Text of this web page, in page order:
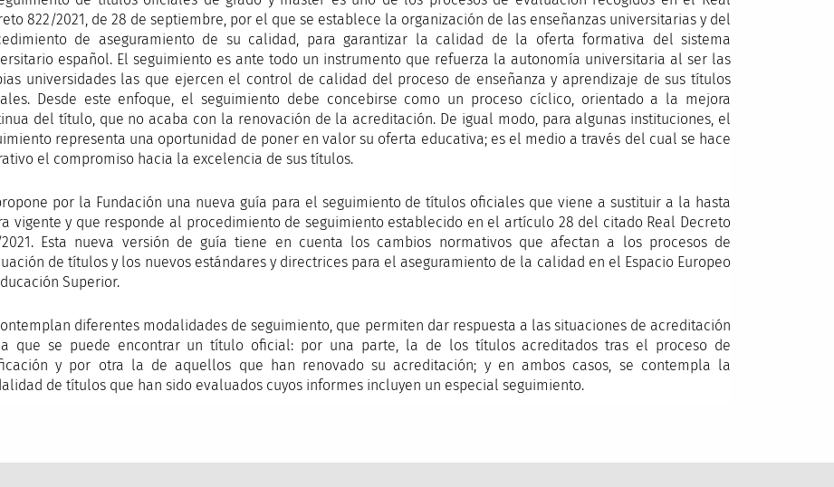
822/2021, de 28 de septiembre, por el que se establece la organización de las enseñanzas universitarias y del
de aseguramiento de su calidad, para garantizar la calidad de la oferta formativa del sistema
español. El seguimiento es ante todo un instrumento que refuerza la autonomía universitaria al ser las
universidades las que ejercen el control de calidad del proceso de enseñanza y aprendizaje de sus títulos
Desde este enfoque, el seguimiento debe concebirse como un proceso cíclico, orientado a la mejora
del título, que no acaba con la renovación de la acreditación. De igual modo, para algunas instituciones, el
representa una oportunidad de poner en valor su oferta educativa; es el medio a través del cual se hace
el compromiso hacia la excelencia de sus títulos.
por la Fundación una nueva guía para el seguimiento de títulos oficiales que viene a sustituir a la hasta
vigente y que responde al procedimiento de seguimiento establecido en el artículo 28 del citado Real Decreto
2021. Esta nueva versión de guía tiene en cuenta los cambios normativos que afectan a los procesos de
de títulos y los nuevos estándares y directrices para el aseguramiento de la calidad en el Espacio Europeo
Superior.
diferentes modalidades de seguimiento, que permiten dar respuesta a las situaciones de acreditación
que se puede encontrar un título oficial: por una parte, la de los títulos acreditados tras el proceso de
y por otra la de aquellos que han renovado su acreditación; y en ambos casos, se contempla la
de títulos que han sido evaluados cuyos informes incluyen un especial seguimiento.